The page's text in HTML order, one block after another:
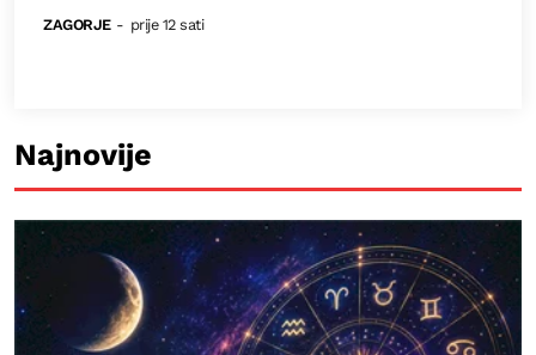
ZAGORJE - prije 12 sati
Najnovije